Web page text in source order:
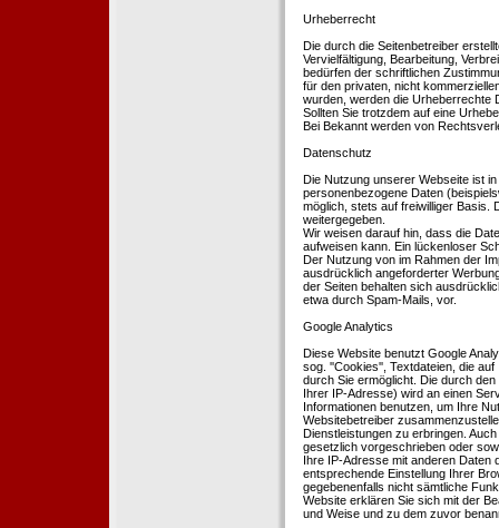
Urheberrecht
Die durch die Seitenbetreiber
Vervielfältigung, Bearbeitung,
bedürfen der schriftlichen
für den privaten, nicht
wurden, werden die Urheberrechte
Sollten Sie trotzdem auf eine
Bei Bekannt werden von
Datenschutz
Die Nutzung unserer Webseite ist
personenbezogene Daten
möglich, stets auf freiwilliger Basis.
weitergegeben.
Wir weisen darauf hin, dass die
aufweisen kann. Ein lückenloser
Der Nutzung von im Rahmen der
ausdrücklich angeforderter
der Seiten behalten sich
etwa durch Spam-Mails, vor.
Google Analytics
Diese Website benutzt Google
sog. ''Cookies'', Textdateien, die
durch Sie ermöglicht. Die durch
Ihrer IP-Adresse) wird an einen
Informationen benutzen, um Ihre
Websitebetreiber
Dienstleistungen zu erbringen.
gesetzlich vorgeschrieben oder
Ihre IP-Adresse mit anderen Daten
entsprechende Einstellung Ihrer
gegebenenfalls nicht sämtliche
Website erklären Sie sich mit der
und Weise und zu dem zuvor